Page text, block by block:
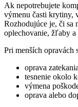
Ak nepotrebujete
výmenu časti krytiny,
Rozhodujúce je, či sa
oplechovanie, žľaby a
Pri menších opravách
oprava
tesnenie okolo
výmena
oprava alebo